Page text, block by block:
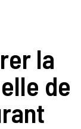
la
de